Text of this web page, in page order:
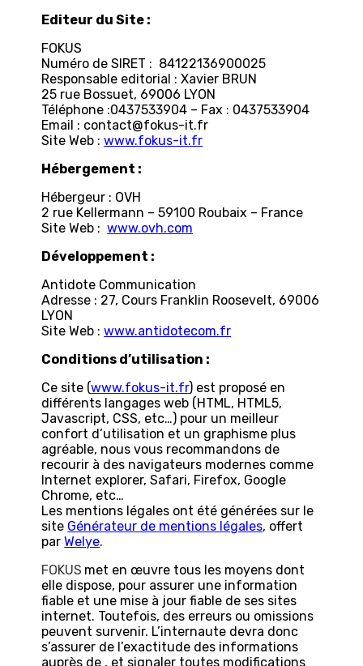
Editeur du Site :
FOKUS
Numéro de SIRET : 84122136900025
Responsable editorial : Xavier BRUN
25 rue Bossuet, 69006 LYON
Téléphone :0437533904 – Fax : 0437533904
Email : contact@fokus-it.fr
Site Web :www.fokus-it.fr
Hébergement :
Hébergeur : OVH
2 rue Kellermann – 59100 Roubaix – France
Site Web :www.ovh.com
Développement :
Antidote Communication
Adresse : 27, Cours Franklin Roosevelt, 69006
LYON
Site Web :www.antidotecom.fr
Conditions d’utilisation :
Ce site (www.fokus-it.fr) est proposé en
différents langages web (HTML, HTML5,
Javascript, CSS, etc…) pour un meilleur
confort d’utilisation et un graphisme plus
agréable, nous vous recommandons de
recourir à des navigateurs modernes comme
Internet explorer, Safari, Firefox, Google
Chrome, etc…
Les mentions légales ont été générées sur le
site Générateur de mentions légales, offert
parWelye.
FOKUS met en œuvre tous les moyens dont
elle dispose, pour assurer une information
fiable et une mise à jour fiable de ses sites
internet. Toutefois, des erreurs ou omissions
peuvent survenir. L’internaute devra donc
s’assurer de l’exactitude des informations
auprès de , et signaler toutes modifications